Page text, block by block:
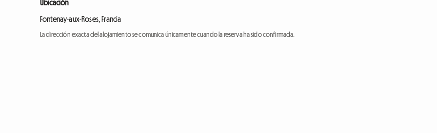
Ubicación
Fontenay-aux-Roses, Francia
La dirección exacta del alojamiento se comunica únicamente cuando la reserva ha sido confirmada.